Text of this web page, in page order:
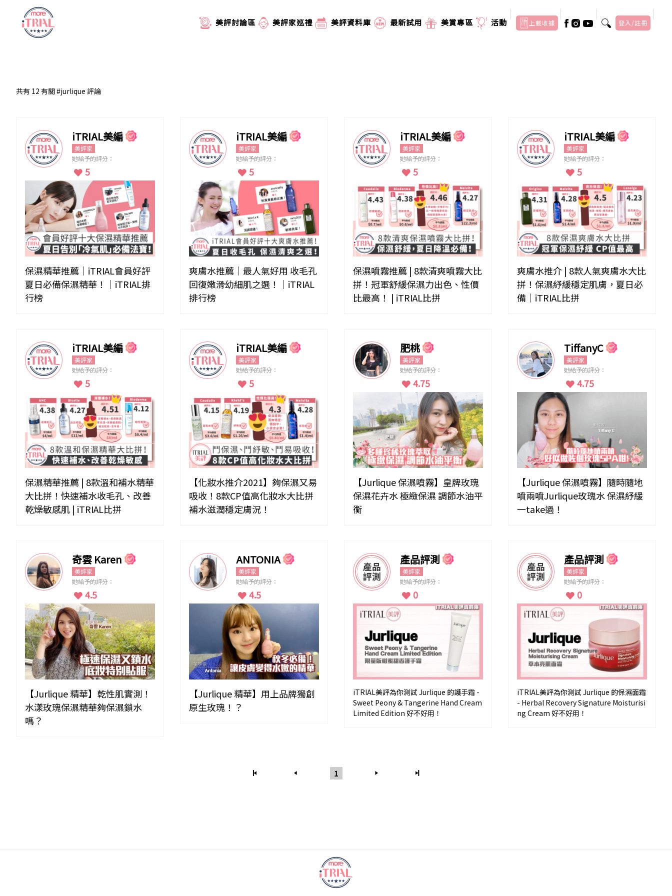
美評討論區 美評家巡禮 美評資料庫 最新試用 美賞專區 活動 上載收據 登入/註冊
共有 12 有關 #jurlique 評論
iTRIAL美編
美評家
她給予的評分：
5
保濕精華推薦｜iTRIAL會員好評
夏日必備保濕精華！｜iTRIAL排
行榜
iTRIAL美編
美評家
她給予的評分：
5
爽膚水推薦｜最人氣好用 收毛孔
回復嫩滑幼細肌之選！｜iTRIAL
排行榜
iTRIAL美編
美評家
她給予的評分：
5
保濕噴霧推薦 | 8款清爽噴霧大比
拼！冠軍舒緩保濕力出色、性價
比最高！ | iTRIAL比拼
iTRIAL美編
美評家
她給予的評分：
5
爽膚水推介 | 8款人氣爽膚水大比
拼！保濕紓緩穩定肌膚，夏日必
備｜iTRIAL比拼
iTRIAL美編
美評家
她給予的評分：
5
保濕精華推薦 | 8款溫和補水精華
大比拼！快速補水收毛孔、改善
乾燥敏感肌 | iTRIAL比拼
iTRIAL美編
美評家
她給予的評分：
5
【化妝水推介2021】夠保濕又易
吸收！8款CP值高化妝水大比拼
補水滋潤穩定膚況！
肥桃
美評家
她給予的評分：
4.75
【Jurlique 保濕噴霧】皇牌玫瑰
保濕花卉水 極緻保濕 調節水油平
衡
TiffanyC
美評家
她給予的評分：
4.75
【Jurlique 保濕噴霧】隨時隨地
噴兩噴Jurlique玫瑰水 保濕紓緩
一take過！
奇雲 Karen
美評家
她給予的評分：
4.5
【Jurlique 精華】乾性肌實測！
水漾玫瑰保濕精華夠保濕鎖水
嗎？
ANTONIA
美評家
她給予的評分：
4.5
【Jurlique 精華】用上品牌獨創
原生玫瑰！？
產品評測
美評家
她給予的評分：
0
iTRIAL美評為你測試 Jurlique 的護手霜 -
Sweet Peony & Tangerine Hand Cream
Limited Edition 好不好用！
產品評測
美評家
她給予的評分：
0
iTRIAL美評為你測試 Jurlique 的保濕面霜
- Herbal Recovery Signature Moisturisi
ng Cream 好不好用！
1